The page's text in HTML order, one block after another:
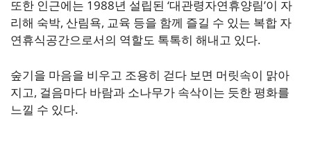
또한 인근에는 1988년 설립된 ‘대관령자연휴양림’이 자
리해 숙박, 산림욕, 교육 등을 함께 즐길 수 있는 복합 자
연휴식공간으로서의 역할도 톡톡히 해내고 있다.
숲기을 마음을 비우고 조용히 걷다 보면 머릿속이 맑아
지고, 걸음마다 바람과 소나무가 속삭이는 듯한 평화를
느낄 수 있다.